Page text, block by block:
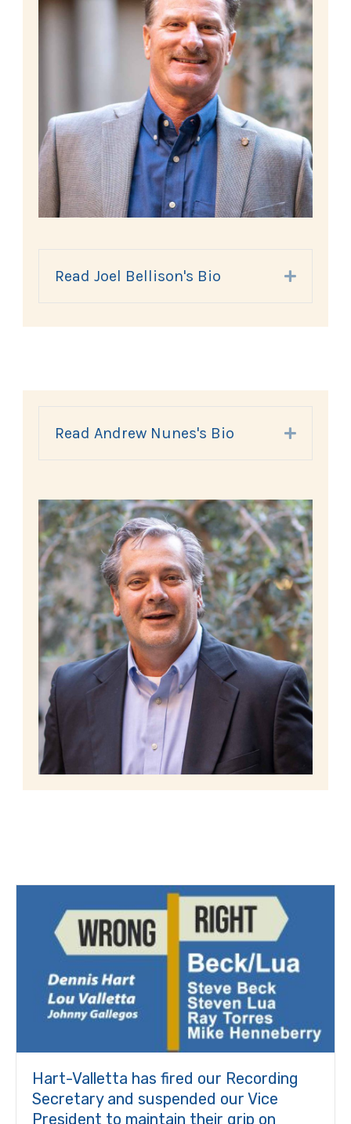
Read Joel Bellison's Bio Expand
Read Andrew Nunes's Bio Expand
Hart-Valletta has fired our Recording
Secretary and suspended our Vice
President to maintain their grip on